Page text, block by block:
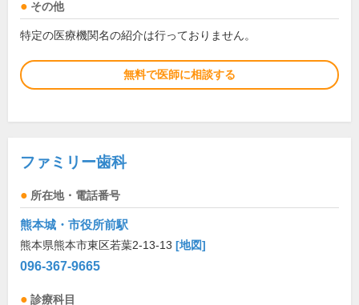
その他
特定の医療機関名の紹介は行っておりません。
無料で医師に相談する
ファミリー歯科
所在地・電話番号
熊本城・市役所前駅
熊本県熊本市東区若葉2-13-13 [地図]
096-367-9665
診療科目